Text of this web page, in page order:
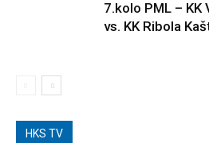
7.kolo PML –
vs. KK Ribola
HKS TV